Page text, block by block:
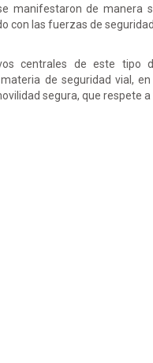
manifestaron de manera
con las fuerzas de
centrales de este tipo
de seguridad vial,
segura, que respete